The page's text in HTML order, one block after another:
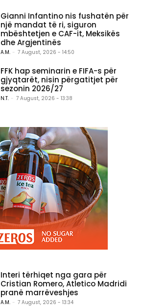
Gianni Infantino nis fushatën për
një mandat të ri, siguron
mbështetjen e CAF-it, Meksikës
dhe Argjentinës
A.M. - 7 August, 2026 - 14:50
FFK hap seminarin e FIFA-s për
gjyqtarët, nisin përgatitjet për
sezonin 2026/27
N.T. - 7 August, 2026 - 13:38
Interi tërhiqet nga gara për
Cristian Romero, Atletico Madridi
pranë marrëveshjes
A.M. - 7 August, 2026 - 13:34